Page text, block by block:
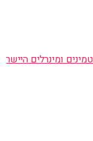
ומינרלים היישר